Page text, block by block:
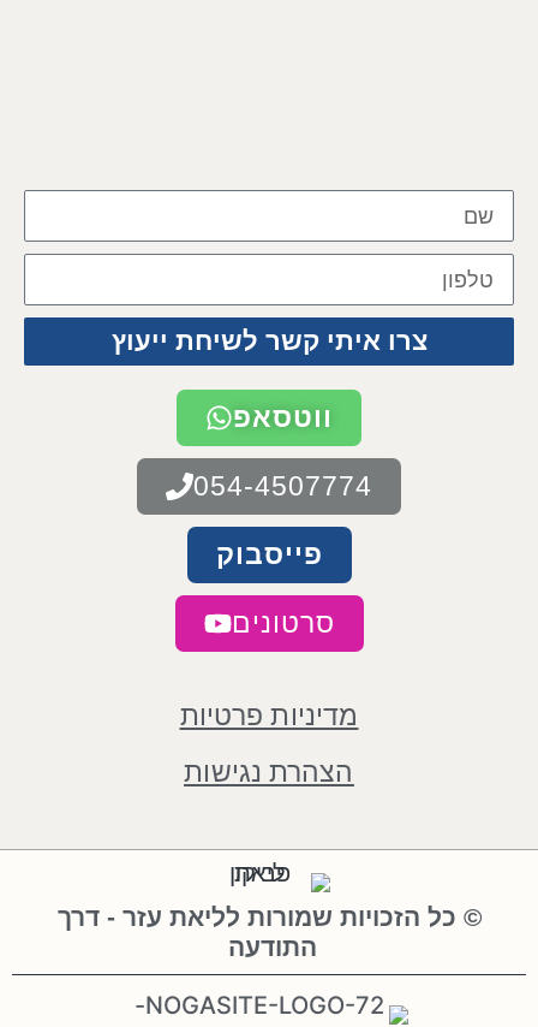
צרו איתי קשר לשיחת ייעוץ
ווטסאפ
054-4507774
פייסבוק
סרטונים
הצהרת נגישות
מדיניות פרטיות
© כל הזכויות שמורות לליאת עזר - דרך
התודעה